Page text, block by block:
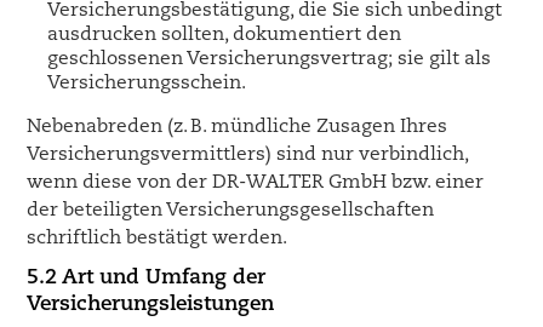
Versicherungsbestätigung, die Sie sich unbedingt
ausdrucken sollten, dokumentiert den
geschlossenen Versicherungsvertrag; sie gilt als
Versicherungsschein.
Nebenabreden (z. B. mündliche Zusagen Ihres
Versicherungsvermittlers) sind nur verbindlich,
wenn diese von der DR-WALTER GmbH bzw. einer
der beteiligten Versicherungsgesellschaften
schriftlich bestätigt werden.
5.2 Art und Umfang der
Versicherungsleistungen